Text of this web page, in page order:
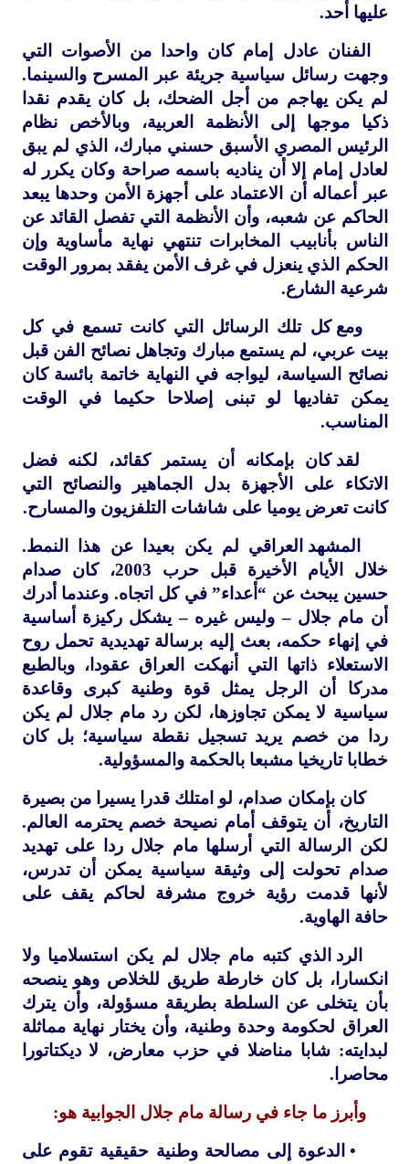
عليها أحد.
الفنان عادل إمام كان واحدا من الأصوات التي
وجهت رسائل سياسية جريئة عبر المسرح والسينما.
لم يكن يهاجم من أجل الضحك، بل كان يقدم نقدا
ذكيا موجها إلى الأنظمة العربية، وبالأخص نظام
الرئيس المصري الأسبق حسني مبارك، الذي لم يبق
لعادل إمام إلا أن يناديه باسمه صراحة وكان يكرر له
عبر أعماله أن الاعتماد على أجهزة الأمن وحدها يبعد
الحاكم عن شعبه، وأن الأنظمة التي تفصل القائد عن
الناس بأنابيب المخابرات تنتهي نهاية مأساوية وإن
الحكم الذي ينعزل في غرف الأمن يفقد بمرور الوقت
شرعية الشارع.
ومع كل تلك الرسائل التي كانت تسمع في كل
بيت عربي، لم يستمع مبارك وتجاهل نصائح الفن قبل
نصائح السياسة، ليواجه في النهاية خاتمة بائسة كان
يمكن تفاديها لو تبنى إصلاحا حكيما في الوقت
المناسب.
لقد كان بإمكانه أن يستمر كقائد، لكنه فضل
الاتكاء على الأجهزة بدل الجماهير والنصائح التي
كانت تعرض يوميا على شاشات التلفزيون والمسارح.
المشهد العراقي لم يكن بعيدا عن هذا النمط.
خلال الأيام الأخيرة قبل حرب 2003، كان صدام
حسين يبحث عن “أعداء” في كل اتجاه. وعندما أدرك
أن مام جلال – وليس غيره – يشكل ركيزة أساسية
في إنهاء حكمه، بعث إليه برسالة تهديدية تحمل روح
الاستعلاء ذاتها التي أنهكت العراق عقودا، وبالطبع
مدركا أن الرجل يمثل قوة وطنية كبرى وقاعدة
سياسية لا يمكن تجاوزها، لكن رد مام جلال لم يكن
ردا من خصم يريد تسجيل نقطة سياسية؛ بل كان
خطابا تاريخيا مشبعا بالحكمة والمسؤولية.
كان بإمكان صدام، لو امتلك قدرا يسيرا من بصيرة
التاريخ، أن يتوقف أمام نصيحة خصم يحترمه العالم.
لكن الرسالة التي أرسلها مام جلال ردا على تهديد
صدام تحولت إلى وثيقة سياسية يمكن أن تدرس،
لأنها قدمت رؤية خروج مشرفة لحاكم يقف على
حافة الهاوية.
الرد الذي كتبه مام جلال لم يكن استسلاميا ولا
انكسارا، بل كان خارطة طريق للخلاص وهو ينصحه
بأن يتخلى عن السلطة بطريقة مسؤولة، وأن يترك
العراق لحكومة وحدة وطنية، وأن يختار نهاية مماثلة
لبدايته: شابا مناضلا في حزب معارض، لا ديكتاتورا
محاصرا.
وأبرز ما جاء في رسالة مام جلال الجوابية هو:
• الدعوة إلى مصالحة وطنية حقيقية تقوم على